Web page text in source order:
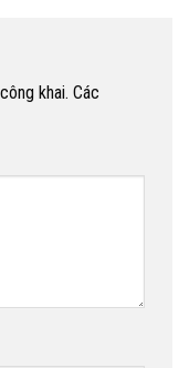
khai. Các